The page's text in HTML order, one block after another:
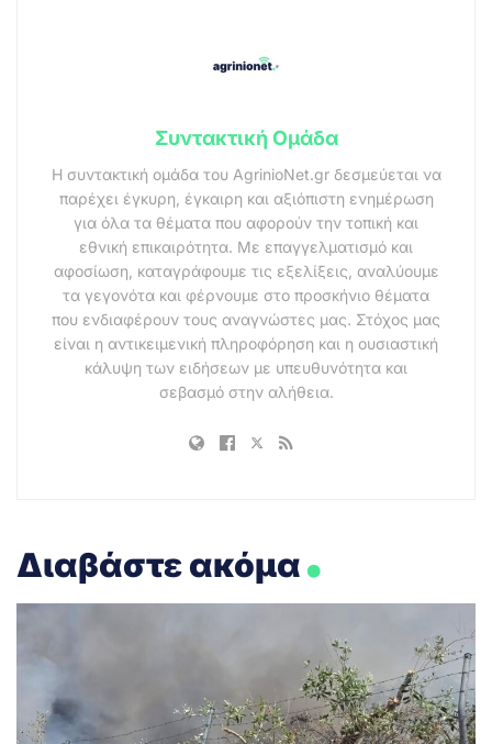
Συντακτική Ομάδα
Η συντακτική ομάδα του AgrinioNet.gr δεσμεύεται να
παρέχει έγκυρη, έγκαιρη και αξιόπιστη ενημέρωση
για όλα τα θέματα που αφορούν την τοπική και
εθνική επικαιρότητα. Με επαγγελματισμό και
αφοσίωση, καταγράφουμε τις εξελίξεις, αναλύουμε
τα γεγονότα και φέρνουμε στο προσκήνιο θέματα
που ενδιαφέρουν τους αναγνώστες μας. Στόχος μας
είναι η αντικειμενική πληροφόρηση και η ουσιαστική
κάλυψη των ειδήσεων με υπευθυνότητα και
σεβασμό στην αλήθεια.
Διαβάστε ακόμα.